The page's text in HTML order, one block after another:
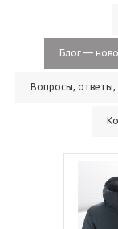
Блог —
Вопросы, ответы,